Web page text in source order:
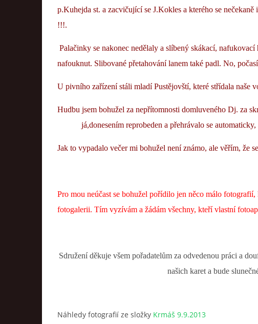
p.Kuhejda st. a zacvičující se J.Kokles a kterého se
!!!.
Palačinky se nakonec nedělaly a slíbený skákací, nafukovací
nafouknut. Slibované přetahování lanem také padl. No,
U pivního zařízení stáli mladí Pustějovští, které střídala naše
Hudbu jsem bohužel za nepřítomnosti domluveného Dj. za
já,donesením reprobeden a přehrávalo se
Jak to vypadalo večer mi bohužel není známo, ale věřím, že
Pro mou neúčast se bohužel pořídilo jen něco málo fotografií,
fotogalerii. Tím vyzívám a žádám všechny, kteří vlastní
Sdružení děkuje všem pořadatelům za odvedenou práci a
našich karet a bude
Náhledy fotografií ze složky Krmáš 9.9.2013